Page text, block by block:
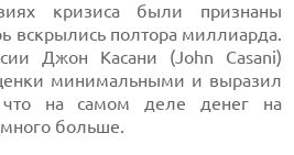
кризиса были признаны
вскрылись полтора миллиарда.
Джон Касани (John Casani)
минимальными и выразил
что на самом деле денег на
много больше.